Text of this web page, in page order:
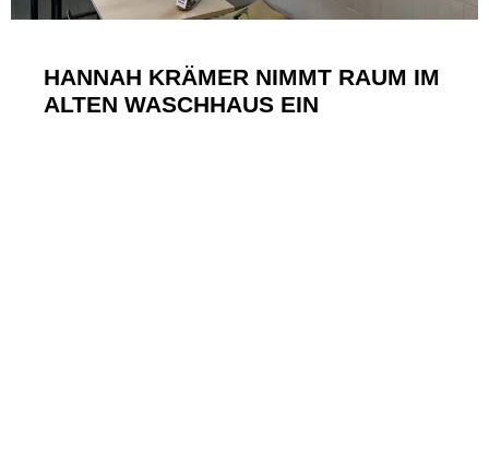
HANNAH KRÄMER NIMMT RAUM IM
ALTEN WASCHHAUS EIN